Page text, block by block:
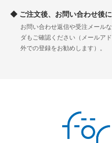
ご注文後、お問い合わせ後に
お問い合わせ返信や受注メール
ダもご確認ください（メールア
外での登録をお勧めします）。